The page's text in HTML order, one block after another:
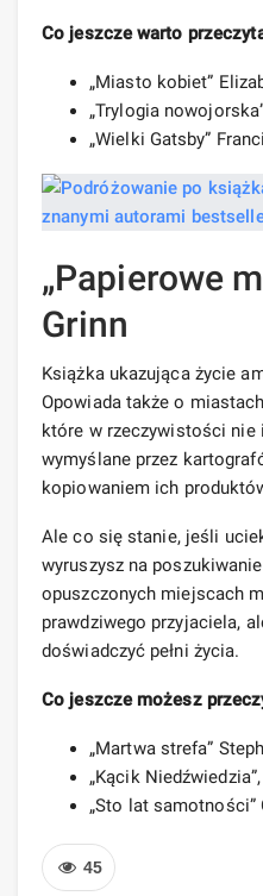
Co jeszcze warto
„Miasto kobiet”
„Trylogia
„Wielki Gatsby”
„Papierowe
Grinn
Książka ukazująca życie
Opowiada także o
które w rzeczywistości nie
wymyślane przez
kopiowaniem ich
Ale co się stanie, jeśli
wyruszysz na
opuszczonych miejscach
prawdziwego przyjaciela,
doświadczyć pełni życia.
Co jeszcze możesz
„Martwa strefa”
„Kącik
„Sto lat samotności”
45